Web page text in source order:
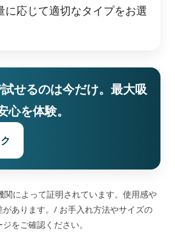
に応じて適切なタイプをお選
せるのは今だけ。最大吸
心を体験。
によって証明されています。使用感や
あります。/ お手入れ方法やサイズの
をご確認ください。